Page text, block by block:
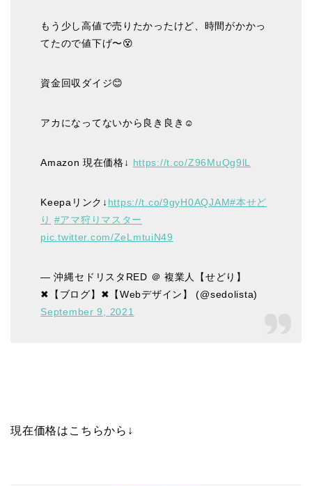
もう少し高値で売りたかったけど、時間がかかっ
てたので値下げ〜😵
資金回収ダイジ😊
アカになってないから良き良き☺️
Amazon 現在価格↓ https://t.co/Z96MuQg9lL
Keepaリンク↓ https://t.co/9gyH0AQJAM#本せど
り #アマ狩りマスター
pic.twitter.com/ZeLmtuiN49
— 沖縄セドリスタRED ＠ 複業人【せどり】
✖【ブログ】✖【Webデザイン】 (@sedolista)
September 9, 2021
現在価格はこちらから↓